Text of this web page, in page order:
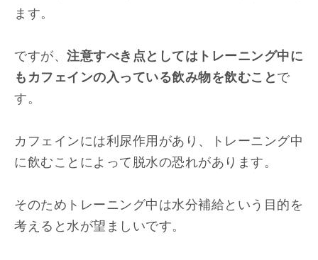
ます。
ですが、 注意すべき点としてはトレーニング中に
もカフェインの入っている飲み物を飲むこと で
す。
カフェインには利尿作用があり、トレーニング中
に飲むことによって脱水の恐れがあります。
そのためトレーニング中は水分補給という目的を
考えると水が望ましいです。